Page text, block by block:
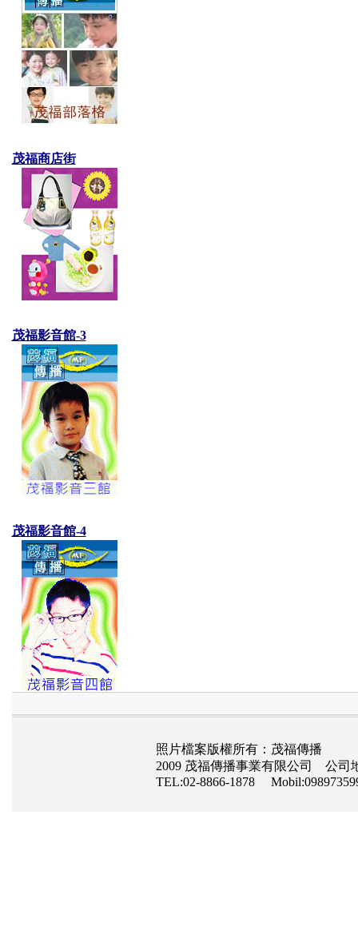
茂福商店街
茂福影音館-3
茂福影音館-4
照片檔案版權所有：茂福傳播
2009 茂福傳播事業有限公司 公司
TEL:02-8866-1878